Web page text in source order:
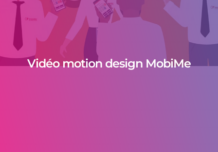
Vidéo motion design MobiMe